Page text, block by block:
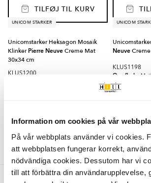
Information om cookies på vår
På vår webbplats använder vi cookies.
att webbplatsen fungerar korrekt,
nödvändiga cookies. Dessutom har vi
till att förbättra din användarupplevelse,
TILFØJ TIL KURV
UNICOM STARKER
Unicomstarker Heksagon Mosaik
KlinkerPierre NeuveCreme Mat
30x34 cm
KLUS1200
UNICOM
Neuve
KLUS1198
Overflade: Matt
Kant:
Materiale:
UNICOM STARKER UNICOM